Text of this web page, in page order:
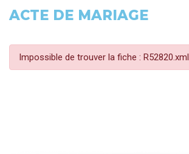
ACTE DE MARIAGE
Impossible de trouver la fiche : R52820.xml